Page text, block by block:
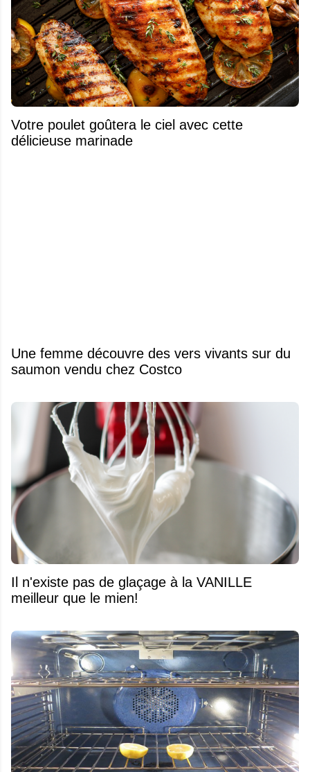
Votre poulet goûtera le ciel avec cette
délicieuse marinade
Une femme découvre des vers vivants sur du
saumon vendu chez Costco
Il n'existe pas de glaçage à la VANILLE
meilleur que le mien!